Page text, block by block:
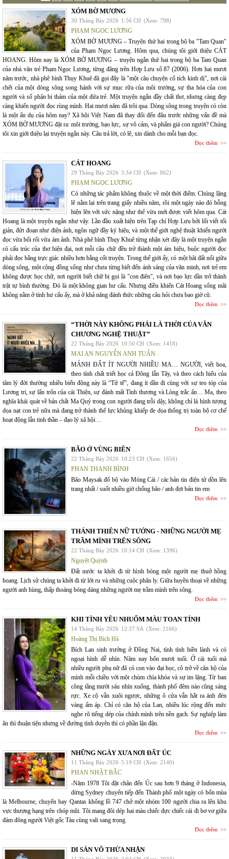
XÓM BỜ MƯƠNG
30 Tháng Bảy 2026 1:56 CH (Xem: 798)
PHẠM NGỌC LƯƠNG
XÓM BỜ MƯƠNG – Truyện thứ hai trong bộ ba "Tam Quan"
của Phạm Ngọc Lương. Hôm qua, chúng tôi giới thiệu CÁT
HOANG. Hôm nay là XÓM BỜ MƯƠNG – truyện ngắn thứ hai trong bộ ba Tam Quan
của nhà văn trẻ Phạm Ngọc Lương, từng đăng trên Hợp Lưu số 87 (2006). Hơn hai mươi
năm trước, nhà phê bình Thụy Khuê đã gọi đây là "một câu chuyện cổ tích kinh dị", nơi cái
chết của một dòng sông song hành với sự mục rữa của môi trường, sự tha hóa của con
người và số phận bi thảm của một đứa trẻ. Một truyện ngắn đầy chất thơ, nhưng càng đẹp
càng khiến người đọc rùng mình. Hai mươi năm đã trôi qua. Dòng sông trong truyện có còn
là một ẩn dụ của hôm nay? Xã hội Việt Nam đã thay đổi đến đâu trước những vấn đề mà
XÓM BỜ MƯƠNG đặt ra: môi trường, bạo lực, sự vô cảm, và phẩm giá con người? Chúng
tôi xin giới thiệu lại truyện ngắn này. Câu trả lời, có lẽ, xin dành cho mỗi bạn đọc.
Đọc thêm
CÁT HOANG
29 Tháng Bảy 2026 3:34 CH (Xem: 862)
PHẠM NGỌC LƯƠNG
Có những tác phẩm không thuộc về một thời điểm. Chúng lặng
lẽ nằm lại trên trang giấy nhiều năm, rồi một ngày nào đó bỗng
hiện lên với sức nặng như thể vừa mới được viết hôm qua. Cát
Hoang là một truyện ngắn như vậy. Lần đầu xuất hiện trên Tạp chí Hợp Lưu bởi lối viết tối
giản, đứt đoạn như điện ảnh, ngôn ngữ đầy ký hiệu, và một thế giới nghệ thuật khiến người
đọc vừa bối rối vừa ám ảnh. Nhà phê bình Thụy Khuê từng nhận xét đây là một truyện ngắn
có cấu trúc của thơ hiện đại, nơi mỗi câu chữ đều trở thành một ám hiệu, buộc người đọc
phải đọc bằng trực giác nhiều hơn bằng cốt truyện. Trong thế giới ấy, có một bãi đất nổi giữa
dòng sông, một cộng đồng sống như chưa từng biết đến ánh sáng của văn minh, nơi trẻ em
không được học chữ, nơi người biết chữ bị gọi là "con điên", và nơi bạo lực dần trở thành
trật tự bình thường. Đó là một không gian hư cấu. Nhưng điều khiến Cát Hoang sống mãi
không nằm ở tính hư cấu ấy, mà ở khả năng đánh thức những câu hỏi chưa bao giờ cũ:
Đọc thêm
“THỜI NÀY KHÔNG PHẢI LÀ THỜI CỦA VĂN
CHƯƠNG NGHỆ THUẬT”
22 Tháng Bảy 2026 10:50 CH (Xem: 1418)
MAI AN NGUYỄN ANH TUẤN
MẢNH ĐẤT ÍT NGƯỜI NHIỀU MA… NGƯỜI, viết hoa,
theo tính chất triết học cả Đông lẫn Tây, và theo cách hiểu của
tâm lý đời thường nhiều biến động này là “Tử tế”, đang ít dần đi cùng với sự teo tóp của
Lương tri, sự lẩn trốn của cái Thiện, sự đánh mất Tình thương và Lòng trắc ẩn… Ma, theo
nghĩa khái quát về bản chất Ma Quỷ trong con người đang trỗi dậy, không chỉ là hình tượng
dọa nạt con trẻ nữa mà đang trở thành thế lực khủng khiếp đe dọa thống trị toàn bộ cơ chế
hoạt động lẫn tinh thần – đạo lý xã hội…
Đọc thêm
BÃO Ở VÙNG BIÊN
22 Tháng Bảy 2026 10:23 CH (Xem: 1656)
PHAN THANH BÌNH
Bão Maysak đổ bộ vào Móng Cái / các bản tin điện tử dồn lên
trang nhất / suốt nhiều giờ chống bão / anh đợi bản tin em
Đọc thêm
THÁNH THIÊN NỮ TƯỚNG - NHỮNG NGƯỜI MẸ
TRẦM MÌNH TRÊN SÔNG
22 Tháng Bảy 2026 10:14 CH (Xem: 1396)
Nguyệt Quỳnh
Đất nước ta khởi đi từ hình bóng một người mẹ thuở hồng
hoang. Lịch sử chúng ta khởi đi từ lời ru và những cuộc phân ly. Giữa huyền thoại về những
người anh hùng, thấp thoáng bóng dáng những người mẹ trầm mình trên sông.
Đọc thêm
KHI TÌNH YÊU NHUỐM MÀU TOAN TÍNH
14 Tháng Bảy 2026 12:37 SA (Xem: 2166)
Hoàng Thị Bích Hà
Bích Lan sinh trưởng ở Đồng Nai, tính tình hiền lành và có
ngoại hình dễ nhìn. Năm nay bốn mươi tuổi. Ở cái tuổi mà
nhiều người phụ nữ đã có con vào đại học, cô trở về căn hộ của
mình mỗi chiều với một chùm chìa khóa và sự im lặng. Từ ban
công tầng mười sáu nhìn xuống, thành phố đêm nào cũng sáng
rực. Xe cộ vẫn xuôi ngược, những ô cửa vẫn hắt ra ánh đèn
vàng ấm áp. Chỉ có căn hộ của Lan, nhiều lúc rộng đến mức
nghe rõ tiếng dép của chính mình trên nền gạch. Sự nghiệp làm
ăn thì thuận tiện nhưng về đường tình duyên thì có phần lận đận.
Đọc thêm
NHỮNG NGÀY XƯA NƠI ĐẤT ÚC
11 Tháng Bảy 2026 5:19 CH (Xem: 2140)
PHAN NHẬT BẮC
-Năm 1978 Tôi đặt chân đến Úc sau hơn 9 tháng ở Indonesia,
dừng Sydney chuyển tiếp đến Thành phố một ngày có bốn mùa
là Melbourne, chuyến bay Qantas khổng lồ 747 chở một nhóm 100 người chia ra lên khu
vực thượng hạng trên chóp mũi. Tôi mang đôi dép hai màu chiếc đực chiếc cái đi bơ vơ giữa
đám đông người Việt gốc Tàu cùng vali sang trọng.
Đọc thêm
DI SẢN VÔ THỪA NHẬN